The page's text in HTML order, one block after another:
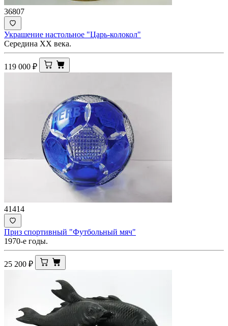
36807
Украшение настольное "Царь-колокол"
Середина ХХ века.
119 000 ₽
41414
Приз спортивный "Футбольный мяч"
1970-е годы.
25 200 ₽